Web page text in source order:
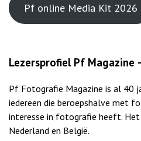
Pf online Media Kit 2026
Lezersprofiel Pf Magazine
Pf Fotografie Magazine is al 40
iedereen die beroepshalve met
interesse in fotografie heeft. Het
Nederland en België.